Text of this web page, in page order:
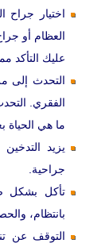
اختيار جراح
العظام أو
عليك التأكد
التحدث إلى
الفقري.
ما هي الحياة
يزيد
جراحية.
تأكل بشكل
بانتظام،
التوقف عن